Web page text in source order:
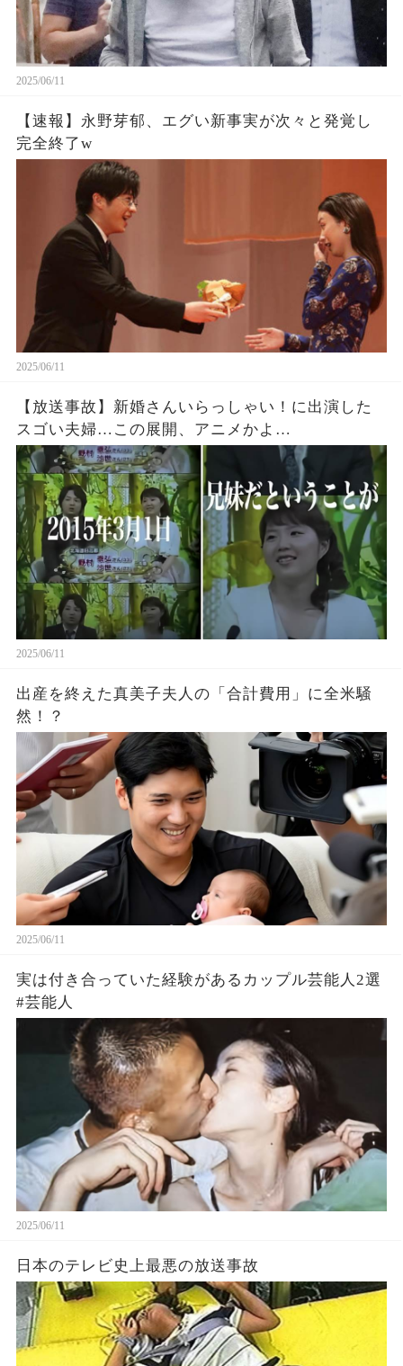
2025/06/11
【速報】永野芽郁、エグい新事実が次々と発覚し
完全終了w
2025/06/11
【放送事故】新婚さんいらっしゃい！に出演した
スゴい夫婦…この展開、アニメかよ…
2025/06/11
出産を終えた真美子夫人の「合計費用」に全米騒
然！？
2025/06/11
実は付き合っていた経験があるカップル芸能人2選
#芸能人
2025/06/11
日本のテレビ史上最悪の放送事故